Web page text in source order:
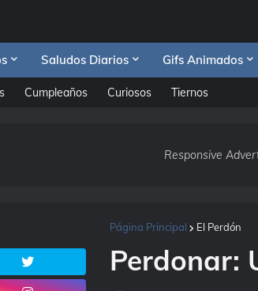
Saludos Diarios Gifs Animados
Cumpleaños Curiosos Tiernos
Responsive
Página Principal El Perdón
Perdonar: